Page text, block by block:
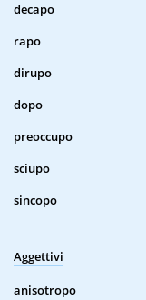
decapo
rapo
dirupo
dopo
preoccupo
sciupo
sincopo
Aggettivi
anisotropo